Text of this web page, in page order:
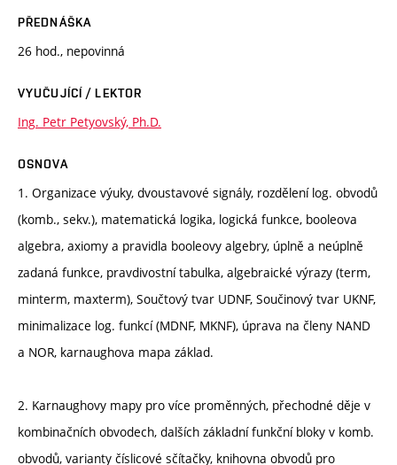
PŘEDNÁŠKA
26 hod., nepovinná
VYUČUJÍCÍ / LEKTOR
Ing. Petr Petyovský, Ph.D.
OSNOVA
1. Organizace výuky, dvoustavové signály, rozdělení log. obvodů
(komb., sekv.), matematická logika, logická funkce, booleova
algebra, axiomy a pravidla booleovy algebry, úplně a neúplně
zadaná funkce, pravdivostní tabulka, algebraické výrazy (term,
minterm, maxterm), Součtový tvar UDNF, Součinový tvar UKNF,
minimalizace log. funkcí (MDNF, MKNF), úprava na členy NAND
a NOR, karnaughova mapa základ.
2. Karnaughovy mapy pro více proměnných, přechodné děje v
kombinačních obvodech, dalších základní funkční bloky v komb.
obvodů, varianty číslicové sčítačky, knihovna obvodů pro